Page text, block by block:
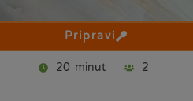
Pripravi
20 minut 2